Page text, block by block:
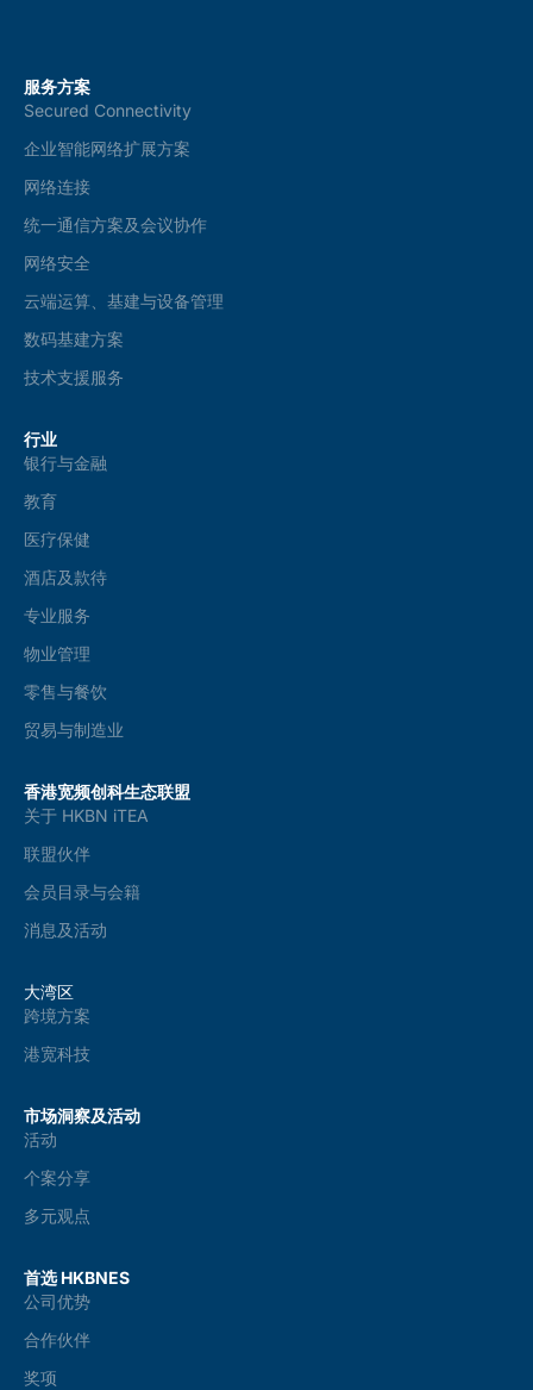
服务方案
Secured Connectivity
企业智能网络扩展方案
网络连接
统一通信方案及会议协作
网络安全
云端运算、基建与设备管理
数码基建方案
技术支援服务
行业
银行与金融
教育
医疗保健
酒店及款待
专业服务
物业管理
零售与餐饮
贸易与制造业
香港宽频创科生态联盟
关于 HKBN iTEA
联盟伙伴
会员目录与会籍
消息及活动
大湾区
跨境方案
港宽科技
市场洞察及活动
活动
个案分享
多元观点
首选 HKBNES
公司优势
合作伙伴
奖项